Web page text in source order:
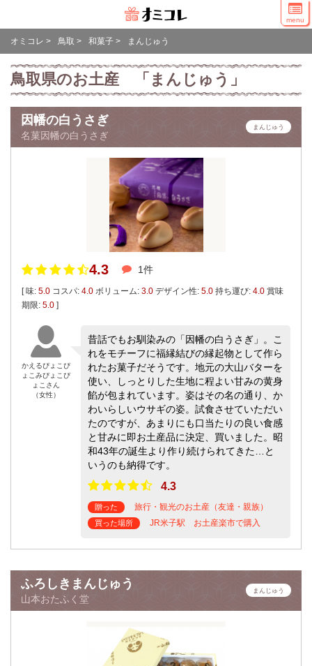
menu
オミコレ > 鳥取 > 和菓子 > まんじゅう
鳥取県のお土産 「まんじゅう」
因幡の白うさぎ
名菓因幡の白うさぎ
まんじゅう
4.3 1件
[ 味: 5.0 コスパ: 4.0 ボリューム: 3.0 デザイン性: 5.0 持ち運び: 4.0 賞味
期限: 5.0 ]
かえるぴょこぴ
ょこみぴょこぴ
ょこさん
（女性）
昔話でもお馴染みの「因幡の白うさぎ」。こ
れをモチーフに福縁結びの縁起物として作ら
れたお菓子だそうです。地元の大山バターを
使い、しっとりした生地に程よい甘みの黄身
餡が包まれています。姿はその名の通り、か
わいらしいウサギの姿。試食させていただい
たのですが、あまりにも口当たりの良い食感
と甘みに即お土産品に決定、買いました。昭
和43年の誕生より作り続けられてきた…と
いうのも納得です。
4.3
贈った 旅行・観光のお土産（友達・親族）
買った場所 JR米子駅 お土産楽市で購入
ふろしきまんじゅう
山本おたふく堂
まんじゅう